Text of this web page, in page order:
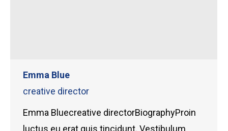
Emma Blue
creative director
Emma Bluecreative directorBiographyProin
luctus eu erat quis tincidunt. Vestibulum